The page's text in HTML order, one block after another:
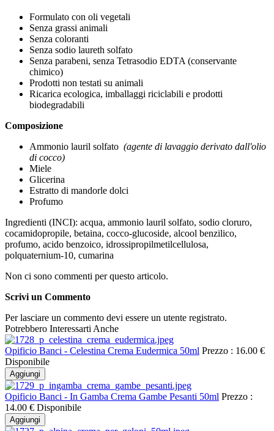
Formulato con oli vegetali
Senza grassi animali
Senza coloranti
Senza sodio laureth solfato
Senza parabeni, senza Tetrasodio EDTA (conservante
chimico)
Prodotti non testati su animali
Ricarica ecologica, imballaggi riciclabili e prodotti
biodegradabili
Composizione
Ammonio lauril solfato (agente di lavaggio derivato dall'olio
di cocco)
Miele
Glicerina
Estratto di mandorle dolci
Profumo
Ingredienti (INCI): acqua, ammonio lauril solfato, sodio cloruro,
cocamidopropile, betaina, cocco-glucoside, alcool benzilico,
profumo, acido benzoico, idrossipropilmetilcellulosa,
polquaternium-10, cumarina
Non ci sono commenti per questo articolo.
Scrivi un Commento
Per lasciare un commento devi essere un utente registrato.
Potrebbero Interessarti Anche
Opificio Banci - Celestina Crema Eudermica 50ml Prezzo : 16.00 €
Disponibile
Aggiungi
Opificio Banci - In Gamba Crema Gambe Pesanti 50ml Prezzo :
14.00 € Disponibile
Aggiungi